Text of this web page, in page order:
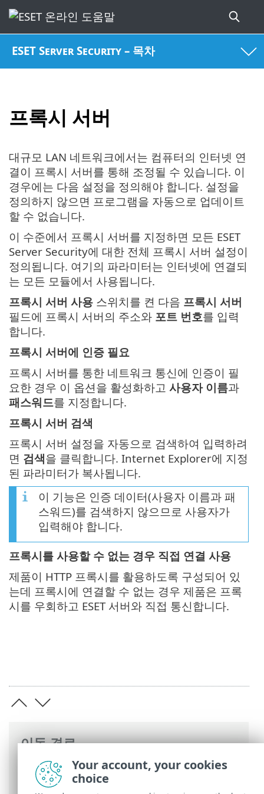
ESET Server Security – 목차
프록시 서버
이동 경로
ESET 온라인 도움말>ESET Server Security
고급 설정>연결
대규모 LAN 네트워크에서는 컴퓨터의 인터넷 연
결이 프록시 서버를 통해 조정될 수 있습니다. 이
경우에는 다음 설정을 정의해야 합니다. 설정을
정의하지 않으면 프로그램을 자동으로 업데이트
할 수 없습니다.
이 수준에서 프록시 서버를 지정하면 모든 ESET
Server Security에 대한 전체 프록시 서버 설정이
정의됩니다. 여기의 파라미터는 인터넷에 연결되
는 모든 모듈에서 사용됩니다.
프록시 서버 사용 스위치를 켠 다음 프록시 서버
필드에 프록시 서버의 주소와 포트 번호를 입력
합니다.
프록시 서버에 인증 필요
프록시 서버를 통한 네트워크 통신에 인증이 필
요한 경우 이 옵션을 활성화하고 사용자 이름과
패스워드를 지정합니다.
프록시 서버 검색
프록시 서버 설정을 자동으로 검색하여 입력하려
면 검색을 클릭합니다. Internet Explorer에 지정
된 파라미터가 복사됩니다.
이 기능은 인증 데이터(사용자 이름과 패
스워드)를 검색하지 않으므로 사용자가
입력해야 합니다.
프록시를 사용할 수 없는 경우 직접 연결 사용
제품이 HTTP 프록시를 활용하도록 구성되어 있
는데 프록시에 연결할 수 없는 경우 제품은 프록
시를 우회하고 ESET 서버와 직접 통신합니다.
Your account, your cookies
choice